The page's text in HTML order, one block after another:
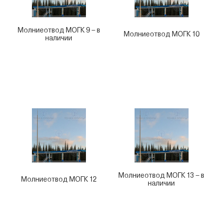
Молниеотвод МОГК 9 – в
наличии
Молниеотвод МОГК 10
Молниеотвод МОГК 12
Молниеотвод МОГК 13 – в
наличии